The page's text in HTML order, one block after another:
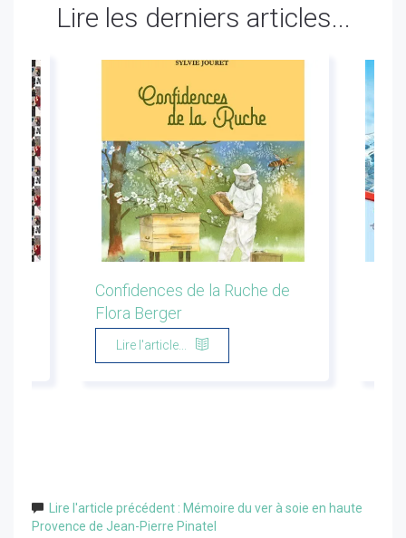
Lire les derniers articles...
Confidences de la Ruche de
Flora Berger
Lire l'article...
Lire l'article précédent : Mémoire du ver à soie en haute
Provence de Jean-Pierre Pinatel